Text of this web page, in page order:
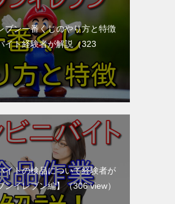
ブン一番くじのやり方と特徴
イト経験者が解説（323
イトの検品について経験者が
ンイレブン編】
（306 view）